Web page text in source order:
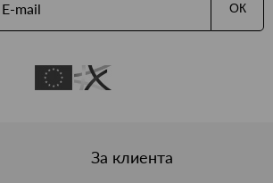
ОК
За клиента